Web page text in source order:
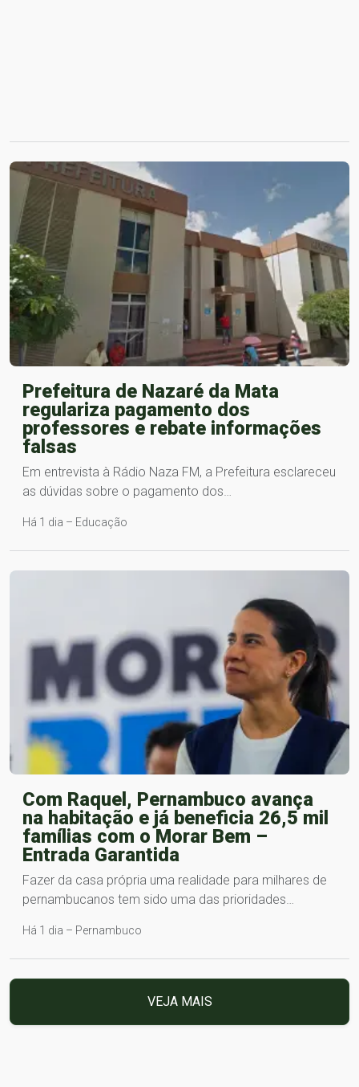
Prefeitura de Nazaré da Mata
regulariza pagamento dos
professores e rebate informações
falsas
Em entrevista à Rádio Naza FM, a Prefeitura esclareceu
as dúvidas sobre o pagamento dos…
Há 1 dia – Educação
Com Raquel, Pernambuco avança
na habitação e já beneficia 26,5 mil
famílias com o Morar Bem –
Entrada Garantida
Fazer da casa própria uma realidade para milhares de
pernambucanos tem sido uma das prioridades…
Há 1 dia – Pernambuco
VEJA MAIS